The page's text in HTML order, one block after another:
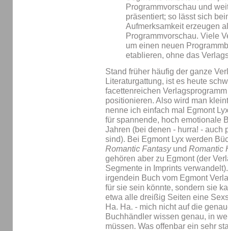
Programmvorschau und
präsentiert; so lässt sich
Aufmerksamkeit erzeugen
Programmvorschau. Viele
um einen neuen
etablieren, ohne das
Stand früher häufig der ganze
Literaturgattung, ist es heute
facettenreichen
positionieren. Also wird man
nenne ich einfach mal Egmont
für spannende, hoch emotionale
Jahren (bei denen - hurra! - auch
sind). Bei Egmont Lyx werden
Romantic Fantasyund Romantic
gehören aber zu Egmont (der
Segmente in Imprints
irgendein Buch vom Egmont
für sie sein könnte, sondern sie
etwa alle dreißig Seiten eine
Ha. Ha. - mich nicht auf die
Buchhändler wissen genau, in
müssen. Was offenbar ein sehr